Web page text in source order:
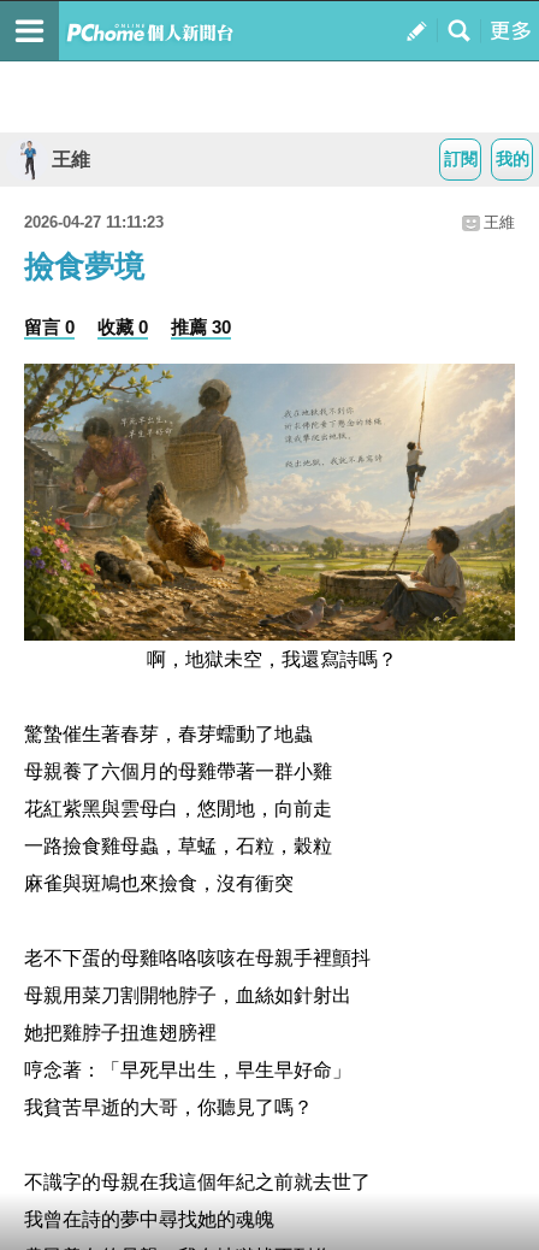
我的
訂閱
王維
2026-04-27 11:11:23 王維
撿食夢境
留言 0 收藏 0 推薦 30
啊，地獄未空，我還寫詩嗎？
驚蟄催生著春芽，春芽蠕動了地蟲
母親養了六個月的母雞帶著一群小雞
花紅紫黑與雲母白，悠閒地，向前走
一路撿食雞母蟲，草蜢，石粒，穀粒
麻雀與斑鳩也來撿食，沒有衝突
老不下蛋的母雞咯咯咳咳在母親手裡顫抖
母親用菜刀割開牠脖子，血絲如針射出
她把雞脖子扭進翅膀裡
哼念著：「早死早出生，早生早好命」
我貧苦早逝的大哥，你聽見了嗎？
不識字的母親在我這個年紀之前就去世了
我曾在詩的夢中尋找她的魂魄